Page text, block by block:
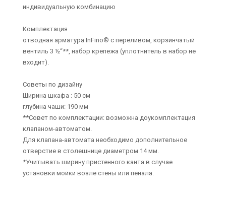
индивидуальную комбинацию
Комплектация
отводная арматура InFino® с переливом, корзинчатый
вентиль 3 ½“**, набор крепежа (уплотнитель в набор не
входит).
Советы по дизайну
Ширина шкафа : 50 см
глубина чаши: 190 мм
**Совет по комплектации: возможна доукомплектация
клапаном-автоматом.
Для клапана-автомата необходимо дополнительное
отверстие в столешнице диаметром 14 мм.
*Учитывать ширину пристенного канта в случае
установки мойки возле стены или пенала.